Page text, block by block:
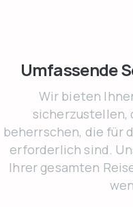
Umfassende
Wir bieten
sicherzustellen,
beherrschen, die für
erforderlich sind.
Ihrer gesamten